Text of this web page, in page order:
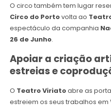
O circo também tem lugar
Circo do Portovolta ao
espectáculo da companhia
26 de Junho.
Apoiar a criação
estreias e
O Teatro Viriatoabre as
estreiem os seus trabalhos em